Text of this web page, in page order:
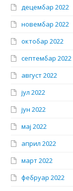
децембар 2022
новембар 2022
октобар 2022
септембар 2022
август 2022
јул 2022
јун 2022
мај 2022
април 2022
март 2022
фебруар 2022